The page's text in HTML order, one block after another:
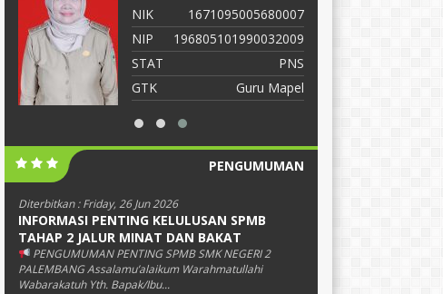
NIK
1671095005680007
NIP
196805101990032009
STAT
PNS
GTK
Guru Mapel
PENGUMUMAN
Diterbitkan :Friday, 26 Jun 2026
INFORMASI PENTING KELULUSAN SPMB
TAHAP 2 JALUR MINAT DAN BAKAT
PENGUMUMAN PENTING SPMB SMK NEGERI 2
PALEMBANG Assalamu’alaikum Warahmatullahi
Wabarakatuh Yth. Bapak/Ibu...